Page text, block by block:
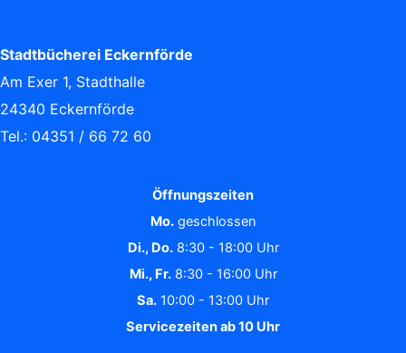
Stadtbücherei Eckernförde
Am Exer 1, Stadthalle
24340 Eckernförde
Tel.: 04351 / 66 72 60
Öffnungszeiten
Mo.geschlossen
Di., Do.8:30 - 18:00 Uhr
Mi., Fr.8:30 - 16:00 Uhr
Sa. 10:00 - 13:00 Uhr
Servicezeiten ab 10 Uhr